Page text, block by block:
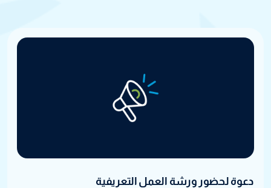
دعوة لحضور ورشة العمل التعريفية